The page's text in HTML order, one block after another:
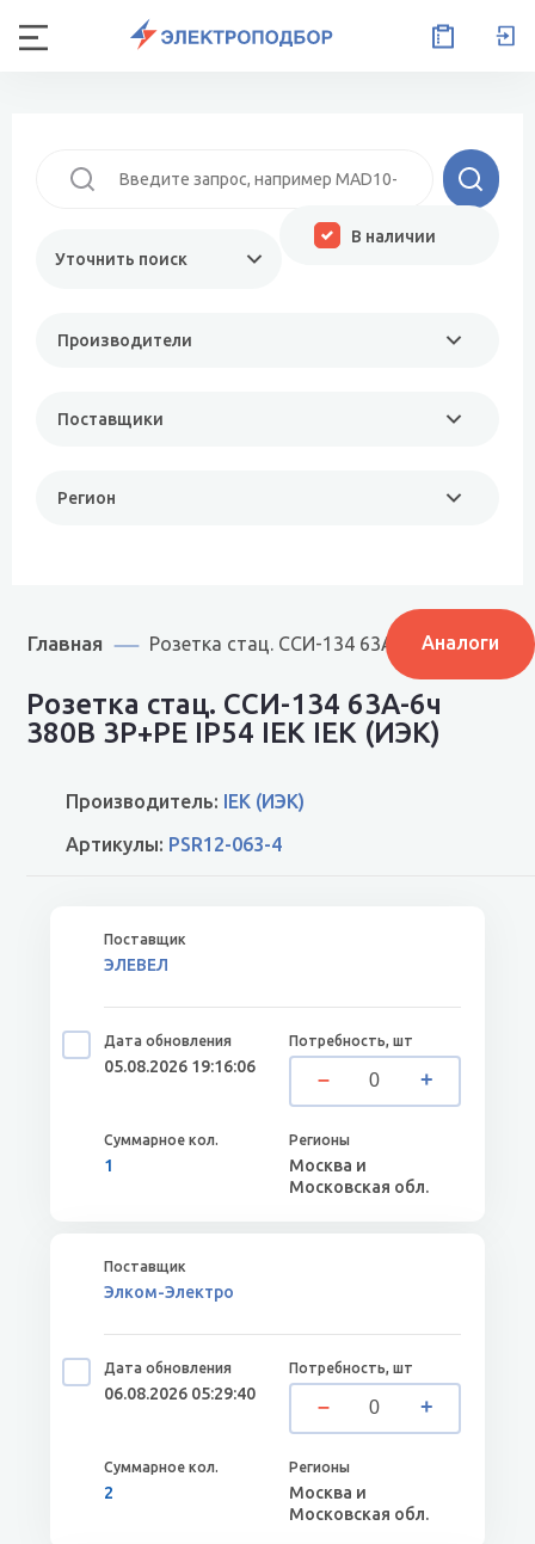
Уточнить поиск
Производители
Поставщики
Регион
В наличии
Главная Розетка стац. ССИ-134 63А-6ч 380В 3P+PE
Аналоги
Розетка стац. ССИ-134 63А-6ч
380В 3P+PE IP54 IEK IEK (ИЭК)
Производитель: IEK (ИЭК)
Артикулы: PSR12-063-4
ЭЛЕВЕЛ
05.08.2026 19:16:06
1
Москва и
Московская обл.
Элком-Электро
06.08.2026 05:29:40
2
Москва и
Московская обл.